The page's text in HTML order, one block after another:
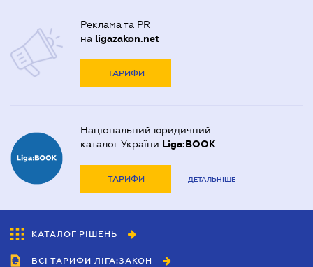
Реклама та PR
на ligazakon.net
ТАРИФИ
Національний юридичний
каталог України Liga:BOOK
ТАРИФИ ДЕТАЛЬНІШЕ
КАТАЛОГ РІШЕНЬ
ВСІ ТАРИФИ ЛІГА:ЗАКОН